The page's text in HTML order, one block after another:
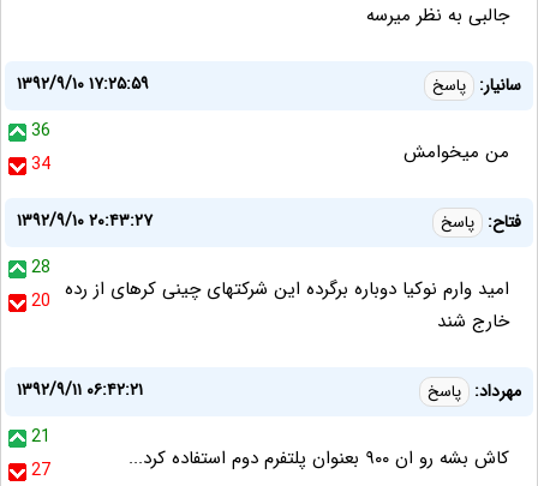
جالبی به نظر میرسه
سانیار: پاسخ
۱۳۹۲/۹/۱۰ ۱۷:۲۵:۵۹
36
34
من میخوامش
فتاح: پاسخ
۱۳۹۲/۹/۱۰ ۲۰:۴۳:۲۷
28
20 امید وارم نوکیا دوباره برگرده این شرکتهای چینی کرهای از رده
خارج شند
مهرداد: پاسخ
۱۳۹۲/۹/۱۱ ۰۶:۴۲:۲۱
21
27
کاش بشه رو ان ۹۰۰ بعنوان پلتفرم دوم استفاده کرد...